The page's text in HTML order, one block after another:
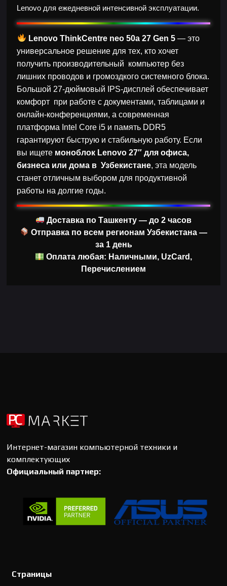
Lenovo для ежедневной интенсивной эксплуатации.
Lenovo ThinkCentre neo 50a 27 Gen 5— это
универсальное решение для тех, кто хочет
получить производительный компьютер без
лишних проводов и громоздкого системного блока.
Большой 27-дюймовый IPS-дисплей обеспечивает
комфорт при работе с документами, таблицами и
онлайн-конференциями, а современная
платформа Intel Core i5 и память DDR5
гарантируют быструю и стабильную работу. Если
вы ищете моноблок Lenovo 27″ для офиса,
бизнеса или дома в Узбекистане, эта модель
станет отличным выбором для продуктивной
работы на долгие годы.
Доставка по Ташкенту — до 2 часов
Отправка по всем регионам Узбекистана —
за 1 день
Оплата любая: Наличными, UzCard,
Перечислением
Интернет-магазин компьютерной техники и
комплектующих
Официальный партнер:
Страницы